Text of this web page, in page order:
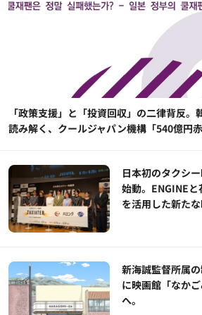
「政策支援」と「投資回収」の二律背反
読み解く、クールジャパン機構「540億円
日本初のタクシ
始動。ENGINE
を活用した新た
新海誠監督所属
に映画館「なか
へ。